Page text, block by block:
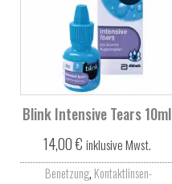
Blink Intensive Tears 10ml
14,00€ inklusive Mwst.
Benetzung, Kontaktlinsen-